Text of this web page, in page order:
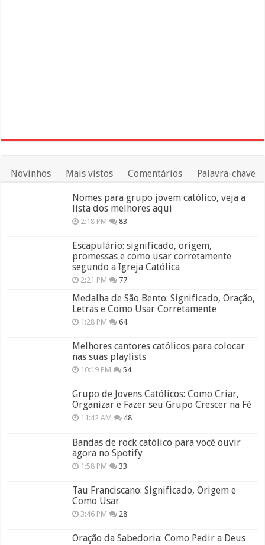
Novinhos Mais vistos Comentários Palavra-chave
Nomes para grupo jovem católico, veja a
lista dos melhores aqui
2:18 PM 83
Escapulário: significado, origem,
promessas e como usar corretamente
segundo a Igreja Católica
2:21 PM 77
Medalha de São Bento: Significado, Oração,
Letras e Como Usar Corretamente
1:28 PM 64
Melhores cantores católicos para colocar
nas suas playlists
10:19 PM 54
Grupo de Jovens Católicos: Como Criar,
Organizar e Fazer seu Grupo Crescer na Fé
11:42 AM 48
Bandas de rock católico para você ouvir
agora no Spotify
1:58 PM 33
Tau Franciscano: Significado, Origem e
Como Usar
3:46 PM 28
Oração da Sabedoria: Como Pedir a Deus